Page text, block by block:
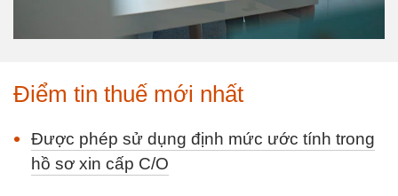
Điểm tin thuế mới nhất
Được phép sử dụng định mức ước tính trong
hồ sơ xin cấp C/O